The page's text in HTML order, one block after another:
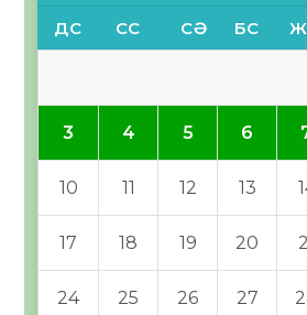
ДС СС СӘ БС
3 4 5 6
10 11 12 13
17 18 19 20
24 25 26 27